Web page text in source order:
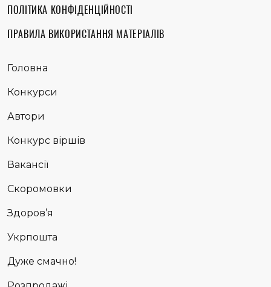
ПОЛІТИКА КОНФІДЕНЦІЙНОСТІ
ПРАВИЛА ВИКОРИСТАННЯ МАТЕРІАЛІВ
Головна
Конкурси
Автори
Конкурс віршів
Вакансії
Скоромовки
Здоров’я
Укрпошта
Дуже смачно!